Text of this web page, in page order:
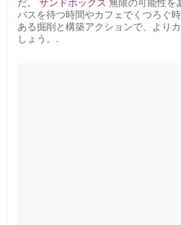
だ。 サンドボックス 無限の可能性を
バスを待つ時間やカフェでくつろぐ
ある掘削と構築アクションで、より
しょう。.